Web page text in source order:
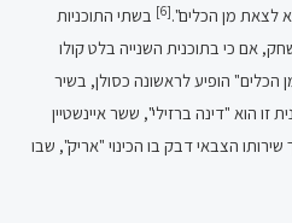
לצאת מן הכלים".[6]
בשתי התוכניות
אם כי בתוכנית השנייה בלט קולו
הכלים" הופיע לראשונה כסולן, בשיר
זו הוא "דינה ברזילי", ששר איינשטיין
הצבאי דבק בו הכינוי "אריק", שבו